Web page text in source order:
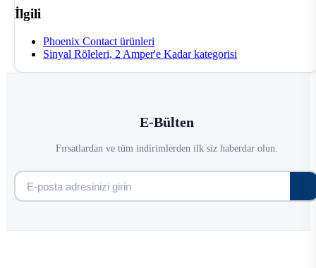
İlgili
Phoenix Contact ürünleri
Sinyal Röleleri, 2 Amper'e Kadar kategorisi
E-Bülten
Fırsatlardan ve tüm indirimlerden ilk siz haberdar olun.